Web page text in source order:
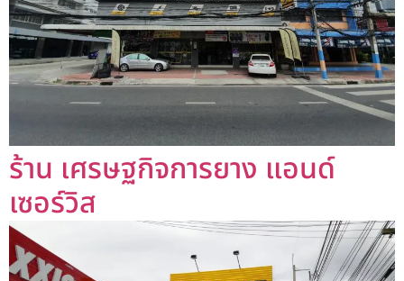
ร้าน เศรษฐกิจการยาง แอนด์
เซอร์วิส